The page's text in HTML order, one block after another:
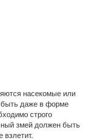
насекомые или
даже в форме
строго
змей должен быть
взлетит.